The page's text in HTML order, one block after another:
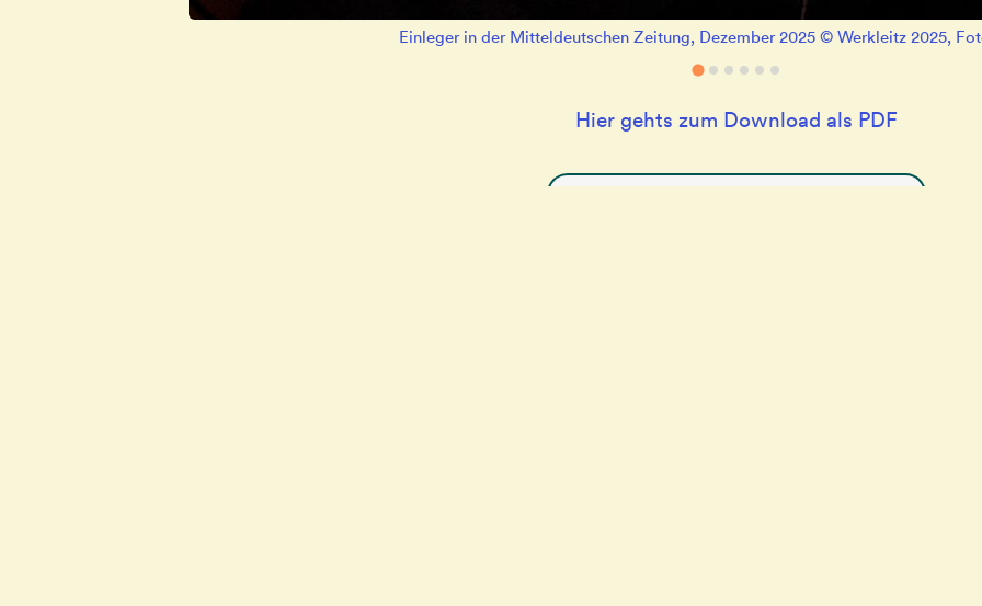
Einleger in der Mitteldeutschen Zeitung, Dezember 2025 © Werkleitz 2025,
Hier gehts zum Download als PDF